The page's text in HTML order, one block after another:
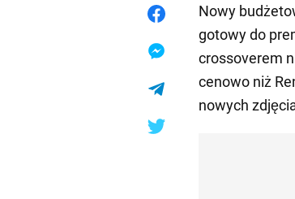
Nowy
gotowy do
crossoverem
cenowo niż
nowych